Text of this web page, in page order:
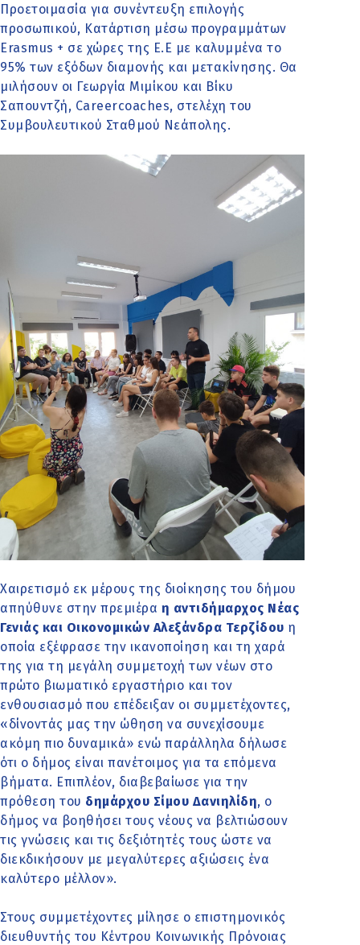
Προετοιμασία για συνέντευξη επιλογής
προσωπικού, Κατάρτιση μέσω προγραμμάτων
Erasmus + σε χώρες της Ε.Ε με καλυμμένα το
95% των εξόδων διαμονής και μετακίνησης. Θα
μιλήσουν οι Γεωργία Μιμίκου και Βίκυ
Σαπουντζή, Careercoaches, στελέχη του
Συμβουλευτικού Σταθμού Νεάπολης.
Χαιρετισμό εκ μέρους της διοίκησης του δήμου
απηύθυνε στην πρεμιέρα η αντιδήμαρχος Νέας
Γενιάς και Οικονομικών Αλεξάνδρα Τερζίδου η
οποία εξέφρασε την ικανοποίηση και τη χαρά
της για τη μεγάλη συμμετοχή των νέων στο
πρώτο βιωματικό εργαστήριο και τον
ενθουσιασμό που επέδειξαν οι συμμετέχοντες,
«δίνοντάς μας την ώθηση να συνεχίσουμε
ακόμη πιο δυναμικά» ενώ παράλληλα δήλωσε
ότι ο δήμος είναι πανέτοιμος για τα επόμενα
βήματα. Επιπλέον, διαβεβαίωσε για την
πρόθεση του δημάρχου Σίμου Δανιηλίδη, ο
δήμος να βοηθήσει τους νέους να βελτιώσουν
τις γνώσεις και τις δεξιότητές τους ώστε να
διεκδικήσουν με μεγαλύτερες αξιώσεις ένα
καλύτερο μέλλον».
Στους συμμετέχοντες μίλησε ο επιστημονικός
διευθυντής του Κέντρου Κοινωνικής Πρόνοιας